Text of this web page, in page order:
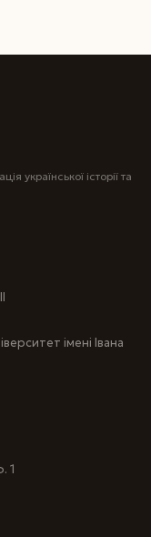
української історії та
імені Івана
1